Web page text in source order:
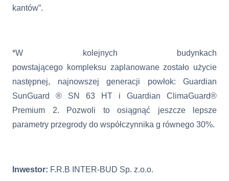
kantów”.
*W kolejnych budynkach
powstającego kompleksu zaplanowane zostało użycie
następnej, najnowszej generacji powłok: Guardian
SunGuard ® SN 63 HT i Guardian ClimaGuard®
Premium 2. Pozwoli to osiągnąć jeszcze lepsze
parametry przegrody do współczynnika g równego 30%.
Inwestor: F.R.B INTER-BUD Sp. z.o.o.